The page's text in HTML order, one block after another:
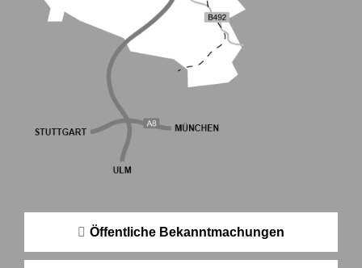
Öffentliche Bekanntmachungen